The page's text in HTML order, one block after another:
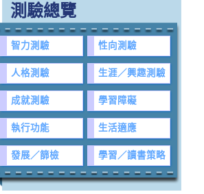
測驗總覽
智力測驗 性向測驗
人格測驗 生涯／興趣測驗
成就測驗 學習障礙
執行功能 生活適應
發展／篩檢 學習／讀書策略